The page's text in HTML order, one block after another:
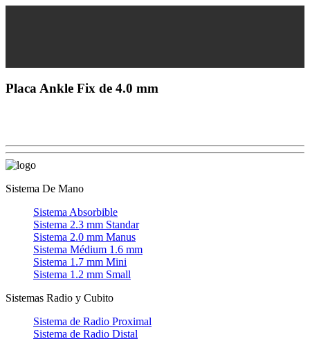
Placa Ankle Fix de 4.0 mm
Sistema De Mano
Sistema Absorbible
Sistema 2.3 mm Standar
Sistema 2.0 mm Manus
Sistema Médium 1.6 mm
Sistema 1.7 mm Mini
Sistema 1.2 mm Small
Sistemas Radio y Cubito
Sistema de Radio Proximal
Sistema de Radio Distal